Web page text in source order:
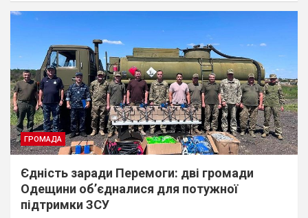
ГРОМАДА
Єдність заради Перемоги: дві громади
Одещини об’єдналися для потужної
підтримки ЗСУ